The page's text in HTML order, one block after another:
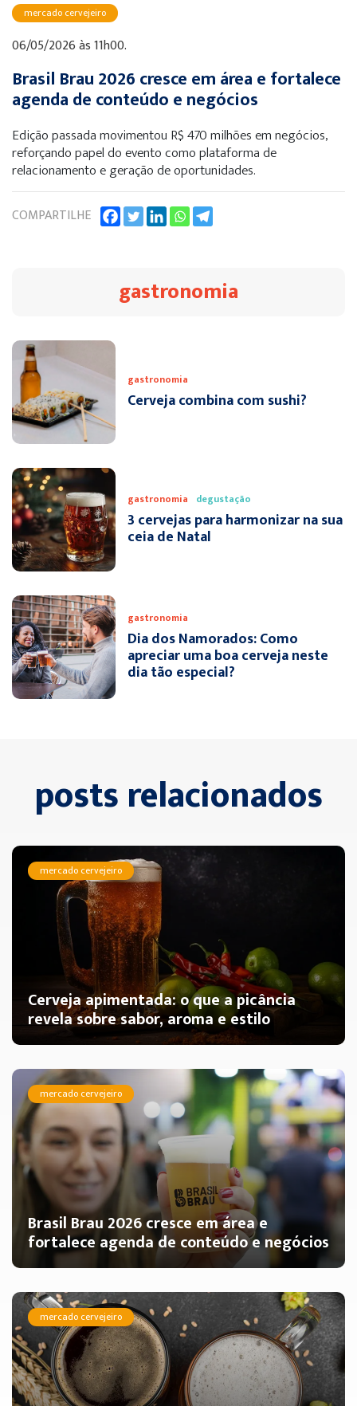
mercado cervejeiro
06/05/2026 às 11h00.
Brasil Brau 2026 cresce em área e fortalece
agenda de conteúdo e negócios
Edição passada movimentou R$ 470 milhões em negócios,
reforçando papel do evento como plataforma de
relacionamento e geração de oportunidades.
COMPARTILHE
gastronomia
gastronomia
Cerveja combina com sushi?
gastronomia degustação
3 cervejas para harmonizar na sua
ceia de Natal
gastronomia
Dia dos Namorados: Como
apreciar uma boa cerveja neste
dia tão especial?
posts relacionados
mercado cervejeiro
Cerveja apimentada: o que a picância
revela sobre sabor, aroma e estilo
mercado cervejeiro
Brasil Brau 2026 cresce em área e
fortalece agenda de conteúdo e negócios
mercado cervejeiro